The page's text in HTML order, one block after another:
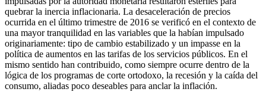
quebrar la inercia inflacionaria. La desaceleración de precios
ocurrida en el último trimestre de 2016 se verificó en el contexto de
una mayor tranquilidad en las variables que la habían impulsado
originariamente: tipo de cambio estabilizado y un impasse en la
política de aumentos en las tarifas de los servicios públicos. En el
mismo sentido han contribuido, como siempre ocurre dentro de la
lógica de los programas de corte ortodoxo, la recesión y la caída del
consumo, aliadas poco deseables para anclar la inflación.